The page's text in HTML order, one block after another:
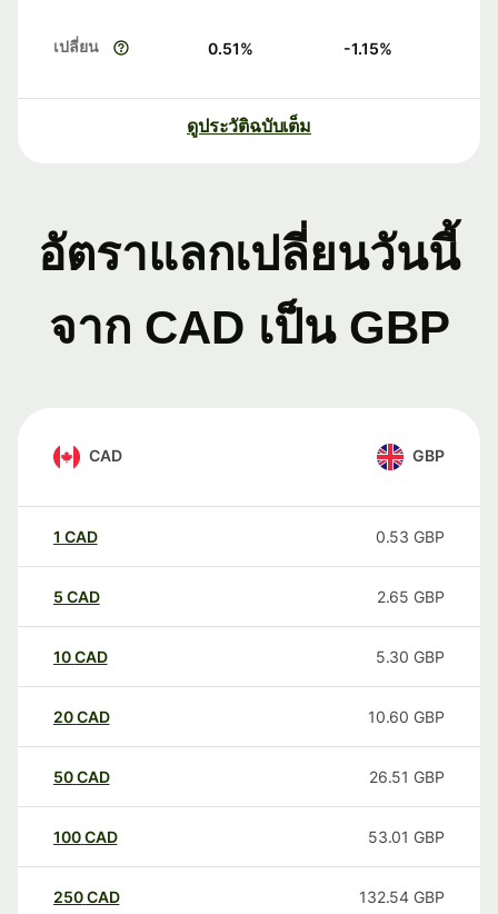
เปลี่ยน 0.51% -1.15%
ดูประวัติฉบับเต็ม
อัตราแลกเปลี่ยนวันนี้
จาก CAD เป็น GBP
CAD GBP
1 CAD 0.53 GBP
5 CAD 2.65 GBP
10CAD 5.30 GBP
20CAD 10.60 GBP
50CAD 26.51 GBP
100CAD 53.01 GBP
250CAD 132.54 GBP